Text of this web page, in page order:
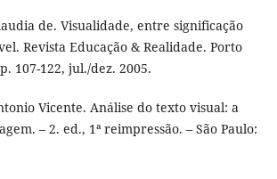
de. Visualidade, entre significação
Revista Educação & Realidade. Porto
107-122, jul./dez. 2005.
Vicente. Análise do texto visual: a
– 2. ed., 1ª reimpressão. – São Paulo: